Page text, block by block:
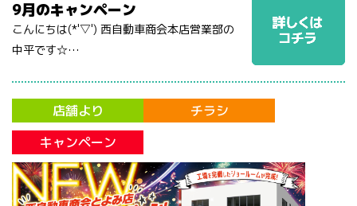
9月のキャンペーン
こんにちは(*'▽') 西自動車商会本店営業部の
中平です☆…
店舗より
チラシ
キャンペーン